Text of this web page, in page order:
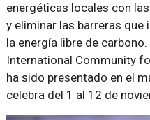
energéticas locales con
y eliminar las barreras
la energía libre de
International Community
ha sido presentado en el
celebra del 1 al 12 de